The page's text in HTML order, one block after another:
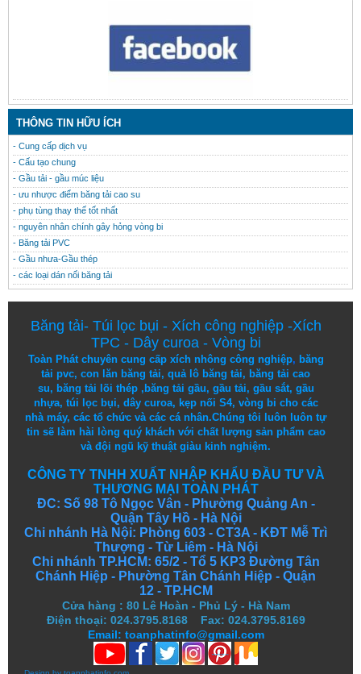
THÔNG TIN HỮU ÍCH
- Cung cấp dịch vụ
- Cấu tạo chung
- Gầu tải - gầu múc liệu
- ưu nhược điểm băng tải cao su
- phụ tùng thay thế tốt nhất
- nguyên nhân chính gây hỏng vòng bi
- Băng tải PVC
- Gầu nhưa-Gầu thép
- các loại dán nối băng tải
Băng tải- Túi lọc bụi - Xích công nghiệp-Xích
TPC - Dây curoa- Vòng bi
Toàn Phát chuyên cung cấp xích nhông công nghiệp, băng
tải pvc,con lăn băng tải,quả lô băng tải, băng tải cao
su, băng tải lõi thép, băng tải gầu, gầu tải, gầu sắt, gầu
nhựa, túi lọc bụi, dây curoa, kẹp nối S4, vòng bi cho các
nhà máy, các tổ chức và các cá nhân.Chúng tôi luôn luôn tự
tin sẽ làm hài lòng quý khách với chất lượng sảnphẩm cao
vàđội ngũ kỹ thuậtgiàu kinh nghiệm.
CÔNG TY TNHH XUẤT NHẬP KHẨU ĐẦU TƯ VÀ
THƯƠNG MẠI TOÀN PHÁT
ĐC: Số 98 Tô Ngọc Vân - Phường Quảng An -
Quận Tây Hồ - Hà Nội
Chi nhánh Hà Nội: Phòng 603 - CT3A - KĐT Mễ Trì
Thượng - Từ Liêm - Hà Nội
Chi nhánh TP.HCM: 65/2 - Tổ 5 KP3 Đường Tân
Chánh Hiệp - Phường Tân Chánh Hiệp - Quận
12 - TP.HCM
Cửa hàng : 80 Lê Hoàn - Phủ Lý - Hà Nam
Điện thoại: 024.3795.8168 Fax: 024.3795.8169
Email: toanphatinfo@gmail.com